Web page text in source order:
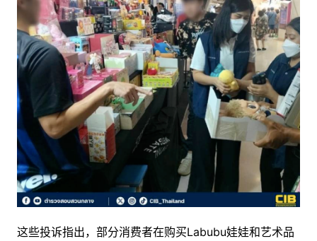
这些投诉指出，部分消费者在购买Labubu娃娃和艺术品